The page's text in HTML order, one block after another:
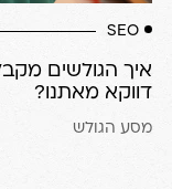
SEO
איך הגולשים
דווקא מאתנו?
מסע הגולש